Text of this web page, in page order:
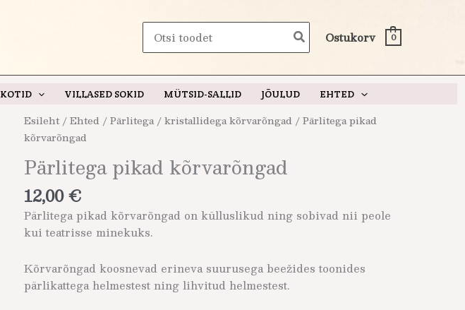
Search
for:
Ostukorv 0
KOTID VILLASED SOKID MÜTSID-SALLID JÕULUD EHTED
Esileht/Ehted/Pärlitega / kristallidega kõrvarõngad/ Pärlitega pikad
kõrvarõngad
Pärlitega pikad kõrvarõngad
12,00€
Pärlitega pikad kõrvarõngad on külluslikud ning sobivad nii peole
kui teatrisse minekuks.
Kõrvarõngad koosnevad erineva suurusega beežides toonides
pärlikattega helmestest ning lihvitud helmestest.
Pärlitega
pikad
kogus